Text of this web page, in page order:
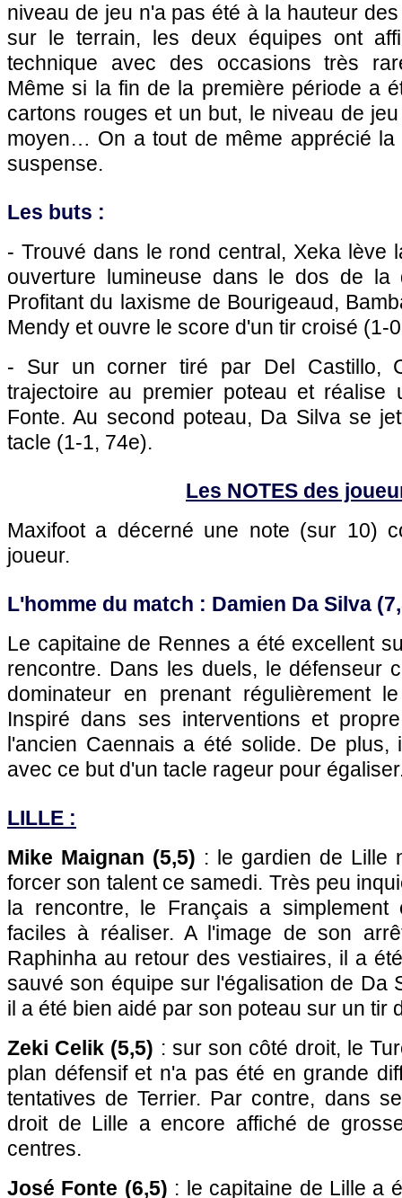
niveau de jeu n'a pas été à la hauteur
sur le terrain, les deux équipes ont
technique avec des occasions très
Même si la fin de la première période a
cartons rouges et un but, le niveau de
moyen… On a tout de même apprécié
suspense.
Les buts :
- Trouvé dans le rond central, Xeka lève
ouverture lumineuse dans le dos de la
Profitant du laxisme de Bourigeaud,
Mendy et ouvre le score d'un tir croisé (1-
- Sur un corner tiré par Del Castillo,
trajectoire au premier poteau et réalise
Fonte. Au second poteau, Da Silva se
tacle (1-1, 74e).
Les NOTES des
Maxifoot a décerné une note (sur 10)
joueur.
L'homme du match : Damien Da Silva
Le capitaine de Rennes a été excellent
rencontre. Dans les duels, le défenseur
dominateur en prenant régulièrement
Inspiré dans ses interventions et
l'ancien Caennais a été solide. De
avec ce but d'un tacle rageur pour
LILLE :
Mike Maignan (5,5) : le gardien de Lille
forcer son talent ce samedi. Très peu
la rencontre, le Français a simplement
faciles à réaliser. A l'image de son
Raphinha au retour des vestiaires, il a
sauvé son équipe sur l'égalisation de Da
il a été bien aidé par son poteau sur un tir
Zeki Celik (5,5) : sur son côté droit, le
plan défensif et n'a pas été en grande
tentatives de Terrier. Par contre, dans
droit de Lille a encore affiché de
centres.
José Fonte (6,5) : le capitaine de Lille a